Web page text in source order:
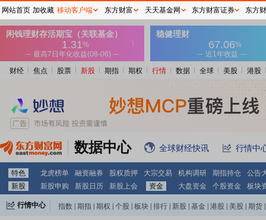
财经 焦点 股票 新股 期指 期权 行情 数据 全球 美股 港股
数据中心 全球财经快讯 行情中
特色 龙虎榜单 融资融券 股权质押 大宗交易 机构调研 期指持仓
公告
新股
新股申购 新股日历 新股上会 资金 大盘资金 个股资金 板块
行情中心 指数 期指 期权 个股 板块 排行 新股 基金 港股 美股 期货
网站首页 加收藏 移动客户端 东方财富 天天基金网 东方财富证券 东方